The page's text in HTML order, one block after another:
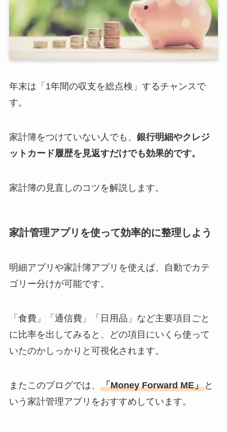
年末は「1年間の収支を総点検」するチャンスで
す。
家計簿をつけていない人でも、 銀行明細やクレジ
ットカード履歴を見返すだけでも効果的です。
家計簿の見直しのコツを解説します。
家計管理アプリを使って効率的に整理しよう
明細アプリや家計簿アプリを使えば、自動でカテ
ゴリー分けが可能です。
「食費」「通信費」「日用品」など主要項目ごと
に比率を出してみると、どの項目にいくら使って
いたのかしっかりと可視化されます。
またこのブログでは、 「Money Forward ME」と
いう家計管理アプリをおすすめしています。